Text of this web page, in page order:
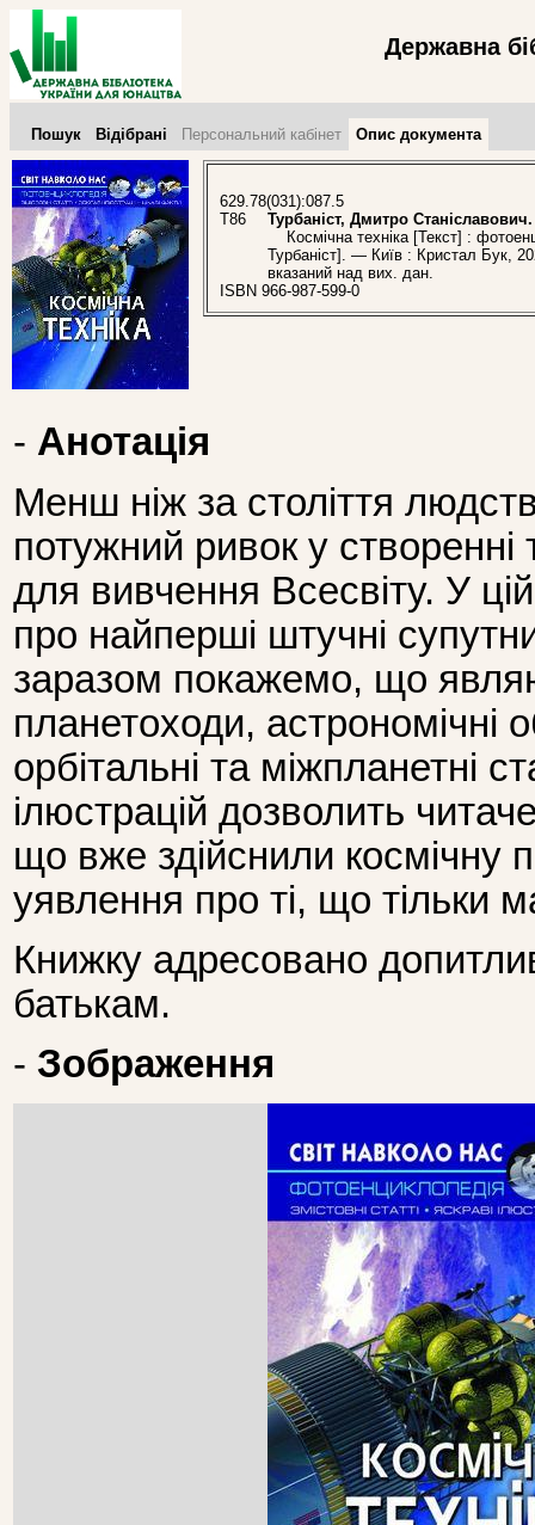
Державна
Пошук Відібрані Персональний кабінет Опис документа
629.78(031):087.5
Т86
Турбаніст, Дмитро Станіславович.
Космічна техніка [Текст] :
Турбаніст]. — Київ : Кристал Бук,
вказаний над вих. дан.
ISBN 966-987-599-0
- Анотація
Менш ніж за століття
потужний ривок у створенні
для вивчення Всесвіту. У
про найперші штучні
заразом покажемо, що
планетоходи, астрономічні
орбітальні та міжпланетні
ілюстрацій дозволить
що вже здійснили космічну
уявлення про ті, що тільки
Книжку адресовано
батькам.
- Зображення